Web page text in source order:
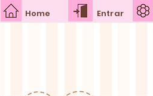
Home Entrar